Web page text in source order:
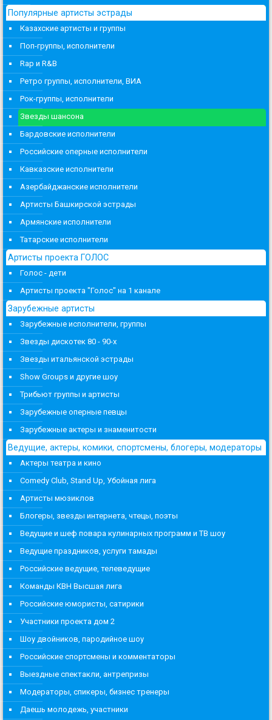
Популярные артисты эстрады
Казахские артисты и группы
Поп-группы, исполнители
Rap и R&B
Ретро группы, исполнители, ВИА
Рок-группы, исполнители
Звезды шансона
Бардовские исполнители
Российские оперные исполнители
Кавказские исполнители
Азербайджанские исполнители
Артисты Башкирской эстрады
Армянские исполнители
Татарские исполнители
Артисты проекта ГОЛОС
Голос - дети
Артисты проекта "Голос" на 1 канале
Зарубежные артисты
Зарубежные исполнители, группы
Звезды дискотек 80 - 90-х
Звезды итальянской эстрады
Show Groups и другие шоу
Трибьют группы и артисты
Зарубежные оперные певцы
Зарубежные актеры и знаменитости
Ведущие, актеры, комики, спортсмены, блогеры, модераторы
Актеры театра и кино
Comedy Club, Stand Up, Убойная лига
Артисты мюзиклов
Блогеры, звезды интернета, чтецы, поэты
Ведущие и шеф повара кулинарных программ и ТВ шоу
Ведущие праздников, услуги тамады
Российские ведущие, телеведущие
Команды КВН Высшая лига
Российские юмористы, сатирики
Участники проекта дом 2
Шоу двойников, пародийное шоу
Российские спортсмены и комментаторы
Выездные спектакли, антрепризы
Модераторы, спикеры, бизнес тренеры
Даешь молодежь, участники